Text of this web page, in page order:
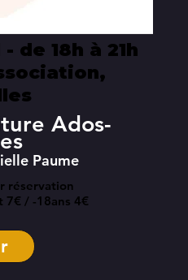
de 18h à 21h
Ados-
Paume
réservation
7€ / -18ans 4€